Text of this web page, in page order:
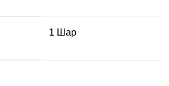
1 Шар